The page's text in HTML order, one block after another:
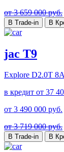
от 3 659 000 руб.
В Trade-in В
jac T9
Explore D2.0T
в кредит от 37
от 3 490 000 руб.
от 3 719 000 руб.
В Trade-in В